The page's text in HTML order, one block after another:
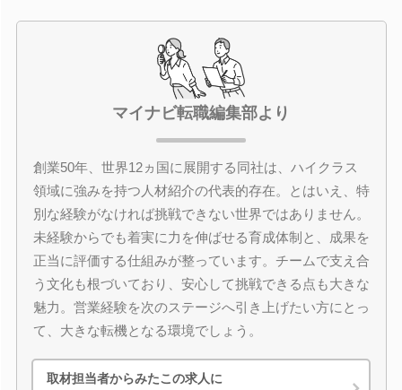
マイナビ転職編集部より
創業50年、世界12ヵ国に展開する同社は、ハイクラス
領域に強みを持つ人材紹介の代表的存在。とはいえ、特
別な経験がなければ挑戦できない世界ではありません。
未経験からでも着実に力を伸ばせる育成体制と、成果を
正当に評価する仕組みが整っています。チームで支え合
う文化も根づいており、安心して挑戦できる点も大きな
魅力。営業経験を次のステージへ引き上げたい方にとっ
て、大きな転機となる環境でしょう。
取材担当者からみたこの求人に